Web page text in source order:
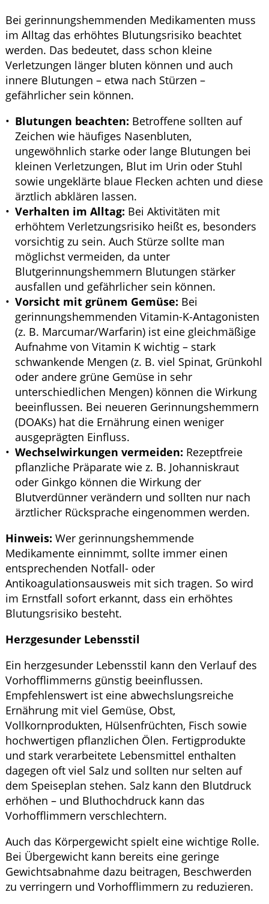
Bei gerinnungshemmenden Medikamenten muss
im Alltag das erhöhtes Blutungsrisiko beachtet
werden. Das bedeutet, dass schon kleine
Verletzungen länger bluten können und auch
innere Blutungen – etwa nach Stürzen –
gefährlicher sein können.
Blutungen beachten: Betroffene sollten auf
Zeichen wie häufiges Nasenbluten,
ungewöhnlich starke oder lange Blutungen bei
kleinen Verletzungen, Blut im Urin oder Stuhl
sowie ungeklärte blaue Flecken achten und diese
ärztlich abklären lassen.
Verhalten im Alltag: Bei Aktivitäten mit
erhöhtem Verletzungsrisiko heißt es, besonders
vorsichtig zu sein. Auch Stürze sollte man
möglichst vermeiden, da unter
Blutgerinnungshemmern Blutungen stärker
ausfallen und gefährlicher sein können.
Vorsicht mit grünem Gemüse: Bei
gerinnungshemmenden Vitamin-K-Antagonisten
(z. B. Marcumar/Warfarin) ist eine gleichmäßige
Aufnahme von Vitamin K wichtig – stark
schwankende Mengen (z. B. viel Spinat, Grünkohl
oder andere grüne Gemüse in sehr
unterschiedlichen Mengen) können die Wirkung
beeinflussen. Bei neueren Gerinnungshemmern
(DOAKs) hat die Ernährung einen weniger
ausgeprägten Einfluss.
Wechselwirkungen vermeiden: Rezeptfreie
pflanzliche Präparate wie z. B. Johanniskraut
oder Ginkgo können die Wirkung der
Blutverdünner verändern und sollten nur nach
ärztlicher Rücksprache eingenommen werden.
Hinweis: Wer gerinnungshemmende
Medikamente einnimmt, sollte immer einen
entsprechenden Notfall- oder
Antikoagulationsausweis mit sich tragen. So wird
im Ernstfall sofort erkannt, dass ein erhöhtes
Blutungsrisiko besteht.
Herzgesunder Lebensstil
Ein herzgesunder Lebensstil kann den Verlauf des
Vorhofflimmerns günstig beeinflussen.
Empfehlenswert ist eine abwechslungsreiche
Ernährung mit viel Gemüse, Obst,
Vollkornprodukten, Hülsenfrüchten, Fisch sowie
hochwertigen pflanzlichen Ölen. Fertigprodukte
und stark verarbeitete Lebensmittel enthalten
dagegen oft viel Salz und sollten nur selten auf
dem Speiseplan stehen. Salz kann den Blutdruck
erhöhen – und Bluthochdruck kann das
Vorhofflimmern verschlechtern.
Auch das Körpergewicht spielt eine wichtige Rolle.
Bei Übergewicht kann bereits eine geringe
Gewichtsabnahme dazu beitragen, Beschwerden
zu verringern und Vorhofflimmern zu reduzieren.